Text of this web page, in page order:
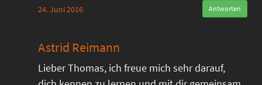
24. Juni 2016 Antworten
Astrid Reimann
Lieber Thomas, ich freue mich sehr darauf,